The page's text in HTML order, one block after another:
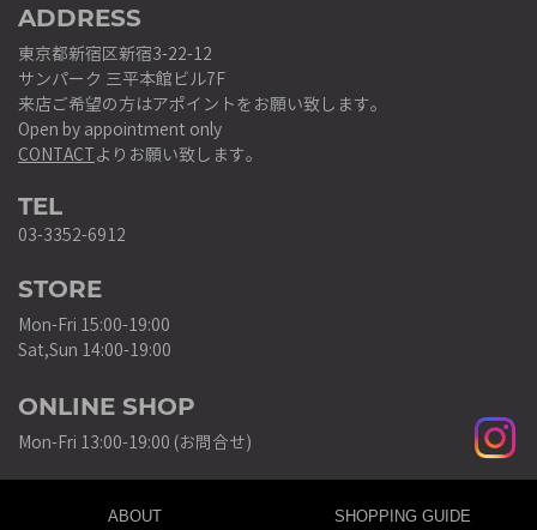
ADDRESS
東京都新宿区新宿3-22-12
サンパーク 三平本館ビル7F
来店ご希望の方はアポイントをお願い致します。
Open by appointment only
CONTACTよりお願い致します。
TEL
03-3352-6912
STORE
Mon-Fri 15:00-19:00
Sat,Sun 14:00-19:00
ONLINE SHOP
Mon-Fri 13:00-19:00 (お問合せ)
ABOUT SHOPPING GUIDE